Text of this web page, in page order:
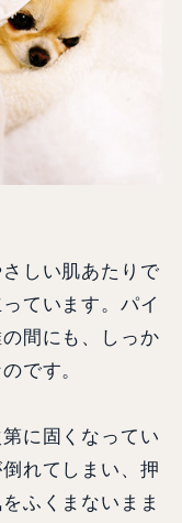
しい肌あたりで
ています。パイ
間にも、しっか
です。
に固くなってい
れてしまい、押
ふくまないまま